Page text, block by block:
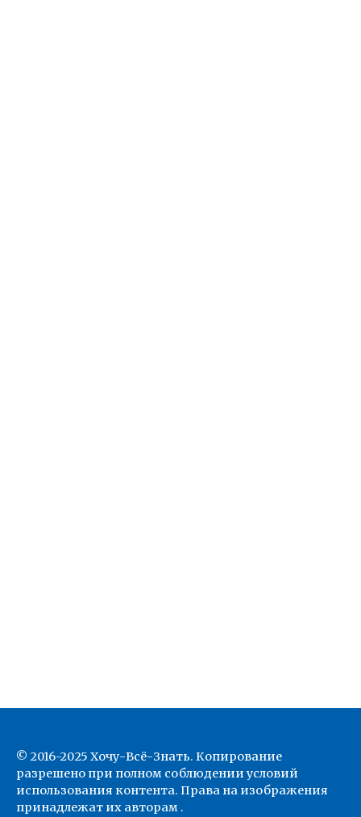
© 2016-2025 Хочу-Всё-Знать. Копирование
разрешено при полном соблюдении условий
использования контента. Права на изображения
принадлежат их авторам .